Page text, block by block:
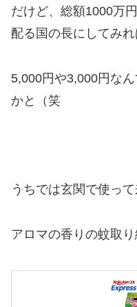
だけど、総額1000万
配る国の長にしてみれ
5,000円や3,000円な
かと（笑
うちでは玄関で使っ
アロマの香りの蚊取